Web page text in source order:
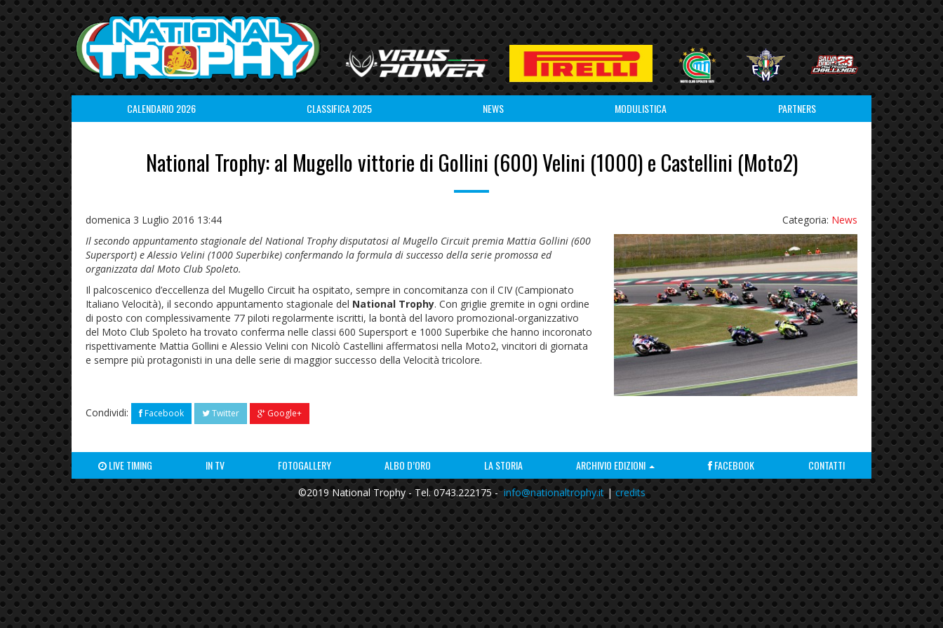
CALENDARIO 2026 CLASSIFICA 2025 NEWS MODULISTICA PARTNERS
National Trophy: al Mugello vittorie di Gollini (600) Velini (1000) e Castellini (Moto2)
domenica 3 Luglio 2016 13:44 Categoria: News
Il secondo appuntamento stagionale del National Trophy disputatosi al Mugello Circuit premia Mattia Gollini (600
Supersport) e Alessio Velini (1000 Superbike) confermando la formula di successo della serie promossa ed
organizzata dal Moto Club Spoleto.
Il palcoscenico d’eccellenza del Mugello Circuit ha ospitato, sempre in concomitanza con il CIV (Campionato
Italiano Velocità), il secondo appuntamento stagionale del National Trophy. Con griglie gremite in ogni ordine
di posto con complessivamente 77 piloti regolarmente iscritti, la bontà del lavoro promozional-organizzativo
del Moto Club Spoleto ha trovato conferma nelle classi 600 Supersport e 1000 Superbike che hanno incoronato
rispettivamente Mattia Gollini e Alessio Velini con Nicolò Castellini affermatosi nella Moto2, vincitori di giornata
e sempre più protagonisti in una delle serie di maggior successo della Velocità tricolore.
Condividi: Facebook Twitter Google+
LIVE TIMING IN TV FOTOGALLERY ALBO D’ORO LA STORIA ARCHIVIO EDIZIONI FACEBOOK CONTATTI
©2019 National Trophy - Tel. 0743.222175 -info@nationaltrophy.it|credits